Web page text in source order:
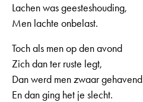
Lachen was geesteshouding,
Men lachte onbelast.
Toch als men op den avond
Zich dan ter ruste legt,
Dan werd men zwaar gehavend
En dan ging het je slecht.